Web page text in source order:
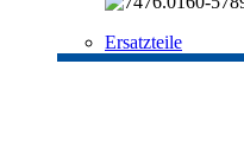
Ersatzteile